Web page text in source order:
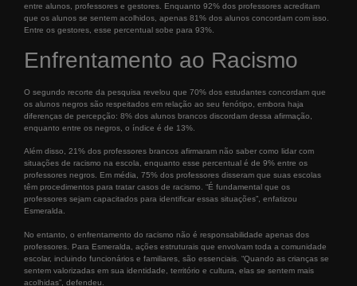
entre alunos, professores e gestores. Enquanto 92% dos professores acreditam
que os alunos se sentem acolhidos, apenas 81% dos alunos concordam com isso.
Entre os gestores, esse percentual sobe para 93%.
Enfrentamento ao Racismo
O segundo recorte da pesquisa revelou que 70% dos estudantes concordam que
os alunos negros são respeitados em relação ao seu fenótipo, embora haja
diferenças de percepção: 8% dos alunos brancos discordam dessa afirmação,
enquanto entre os negros, o índice é de 13%.
Além disso, 21% dos professores brancos afirmaram não saber como lidar com
situações de racismo na escola, enquanto esse percentual é de 9% entre os
professores negros. Em média, 75% dos professores disseram que suas escolas
têm procedimentos para tratar casos de racismo. “É fundamental que os
professores sejam capacitados para identificar essas situações”, enfatizou
Esmeralda.
No entanto, o enfrentamento do racismo não é responsabilidade apenas dos
professores. Para Esmeralda, ações estruturais que envolvam toda a comunidade
escolar, incluindo funcionários e familiares, são essenciais. “Quando as crianças se
sentem valorizadas em sua identidade, território e cultura, elas se sentem mais
acolhidas”, defendeu.